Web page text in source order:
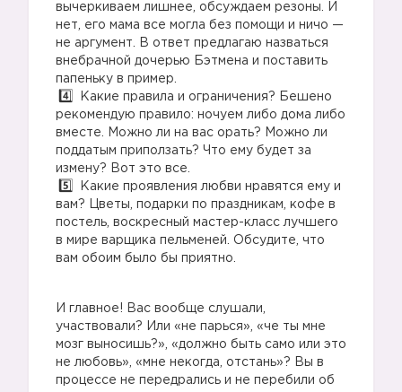
вычеркиваем лишнее, обсуждаем резоны. И
нет, его мама все могла без помощи и ничо —
не аргумент. В ответ предлагаю назваться
внебрачной дочерью Бэтмена и поставить
папеньку в пример.
Какие правила и ограничения? Бешено
рекомендую правило: ночуем либо дома либо
вместе. Можно ли на вас орать? Можно ли
поддатым приползать? Что ему будет за
измену? Вот это все.
Какие проявления любви нравятся ему и
вам? Цветы, подарки по праздникам, кофе в
постель, воскресный мастер-класс лучшего
в мире варщика пельменей. Обсудите, что
вам обоим было бы приятно.
И главное! Вас вообще слушали,
участвовали? Или «не парься», «че ты мне
мозг выносишь?», «должно быть само или это
не любовь», «мне некогда, отстань»? Вы в
процессе не передрались и не перебили об